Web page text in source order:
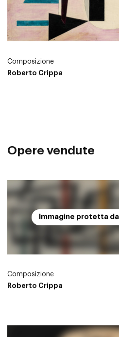
Composizione
Roberto Crippa
Opere vendute
Immagine protetta
Composizione
Roberto Crippa